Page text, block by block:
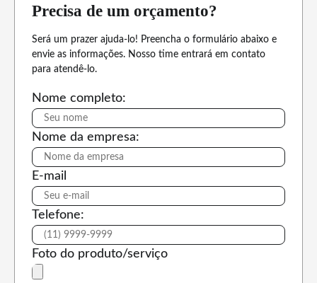
Precisa de um orçamento?
Será um prazer ajuda-lo! Preencha o formulário abaixo e
envie as informações. Nosso time entrará em contato
para atendê-lo.
Nome completo:
Nome da empresa:
E-mail
Telefone:
Foto do produto/serviço